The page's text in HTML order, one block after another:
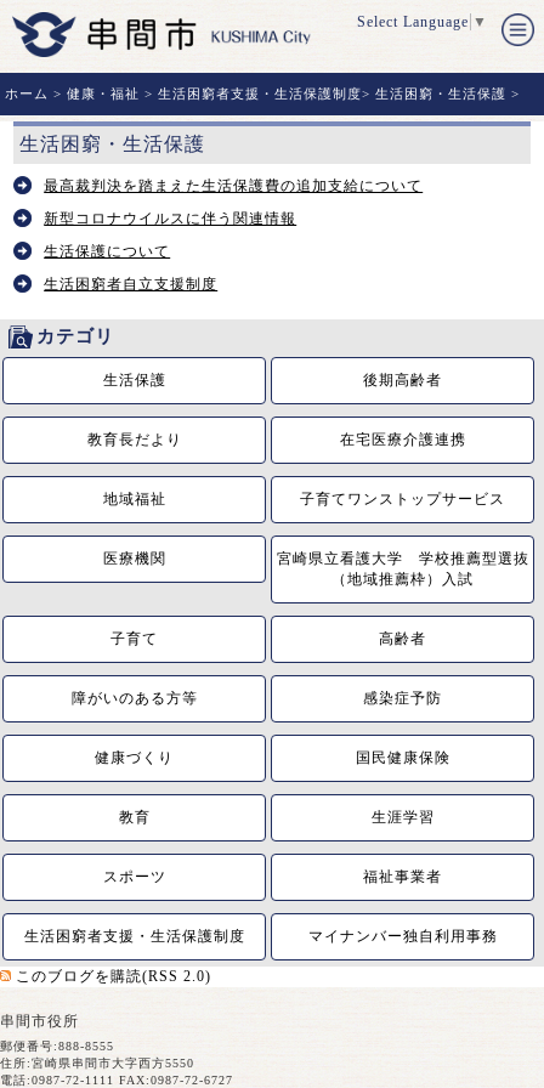
Select Language ▼
ホーム >健康・福祉 >生活困窮者支援・生活保護制度>生活困窮・生活保護 >
生活困窮・生活保護
最高裁判決を踏まえた生活保護費の追加支給について
新型コロナウイルスに伴う関連情報
生活保護について
生活困窮者自立支援制度
カテゴリ
生活保護 後期高齢者
教育長だより 在宅医療介護連携
地域福祉 子育てワンストップサービス
医療機関
宮崎県立看護大学 学校推薦型選抜
（地域推薦枠）入試
子育て 高齢者
障がいのある方等 感染症予防
健康づくり 国民健康保険
教育 生涯学習
スポーツ 福祉事業者
生活困窮者支援・生活保護制度 マイナンバー独自利用事務
このブログを購読(RSS 2.0)
串間市役所
郵便番号:888-8555
住所:宮崎県串間市大字西方5550
電話:0987-72-1111 FAX:0987-72-6727